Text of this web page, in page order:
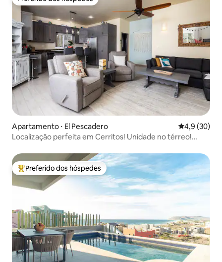
Preferido dos hóspedes
Apartamento ⋅ El Pescadero 4,9 de uma
4,9 (30)
Localização perfeita em Cerritos! Unidade no térreo!
Entre os melhores preferidos dos hóspedes
Preferido dos hóspedes